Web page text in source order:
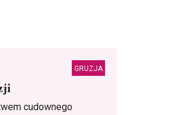
GRUZJA
cudownego